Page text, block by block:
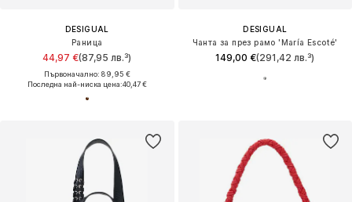
DESIGUAL
Раница
44,97 €(87,95 лв.³)
Първоначално: 89,95 €
Последна най-ниска цена:40,47 €
DESIGUAL
Чанта за през рамо 'María Escoté'
149,00 €(291,42 лв.³)